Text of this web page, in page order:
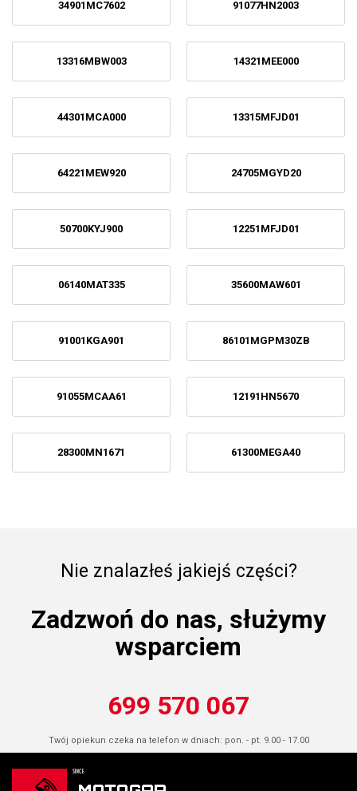
34901MC7602 91077HN2003
13316MBW003 14321MEE000
44301MCA000 13315MFJD01
64221MEW920 24705MGYD20
50700KYJ900 12251MFJD01
06140MAT335 35600MAW601
91001KGA901 86101MGPM30ZB
91055MCAA61 12191HN5670
28300MN1671 61300MEGA40
Nie znalazłeś jakiejś części?
Zadzwoń do nas, służymy
wsparciem
699 570 067
Twój opiekun czeka na telefon w dniach: pon. - pt. 9.00 - 17.00